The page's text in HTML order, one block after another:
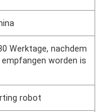
Werktage, nachdem
empfangen worden is
robot